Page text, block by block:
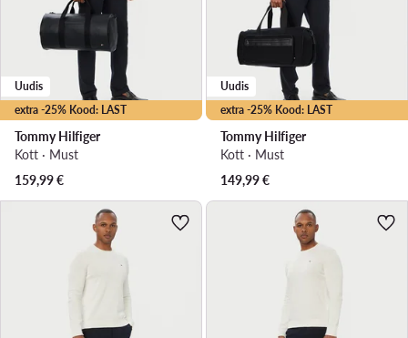
extra -25% Kood: LAST
Uudis
Tommy Hilfiger
Kott · Must
159,99€
extra -25% Kood: LAST
Uudis
Tommy Hilfiger
Kott · Must
149,99€